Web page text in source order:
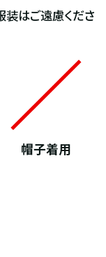
装はご遠慮くださ
帽子着用